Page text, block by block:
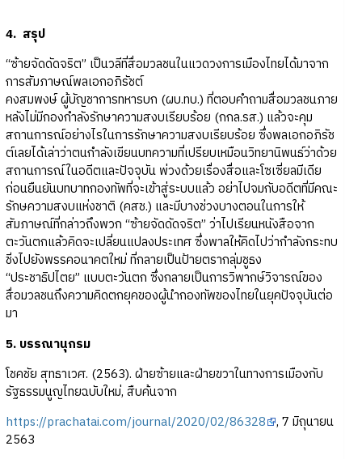
4. สรุป
“ซ้ายจัดดัดจริต” เป็นวลีที่สื่อมวลชนในแวดวงการเมืองไทยได้มาจาก
การสัมภาษณ์พลเอกอภิรัชต์
คงสมพงษ์ ผู้บัญชาการทหารบก (ผบ.ทบ.) ที่ตอบคำถามสื่อมวลชนภาย
หลังไม่มีกองกำลังรักษาความสงบเรียบร้อย (กกล.รส.) แล้วจะคุม
สถานการณ์อย่างไรในการรักษาความสงบเรียบร้อย ซึ่งพลเอกอภิรัช
ต์เลยได้เล่าว่าตนกำลังเขียนบทความที่เปรียบเหมือนวิทยานิพนธ์ว่าด้วย
สถานการณ์ในอดีตและปัจจุบัน พ่วงด้วยเรื่องสื่อและโซเซี่ยลมีเดีย
ก่อนยืนยันบทบาทกองทัพที่จะเข้าสู่ระบบแล้ว อย่าไปจมกับอดีตที่มีคณะ
รักษความสงบแห่งชาติ (คสช.) และมีบางช่วงบางตอนในการให้
สัมภาษณ์ที่กล่าวถึงพวก “ซ้ายจัดดัดจริต” ว่าไปเรียนหนังสือจาก
ตะวันตกแล้วคิดจะเปลี่ยนแปลงประเทศ ซึ่งพาลให้คิดไปว่ากำลังกระทบ
ชิ่งไปยังพรรคอนาคตใหม่ ที่กลายเป็นป้ายตรากลุ่มชูธง
“ประชาธิปไตย” แบบตะวันตก ซึ่งกลายเป็นการวิพากษ์วิจารณ์ของ
สื่อมวลชนถึงความคิดตกยุคของผู้นำกองทัพของไทยในยุคปัจจุบันต่อ
มา
5. บรรณานุกรม
โชคชัย สุทธาเวศ. (2563). ฝ่ายซ้ายและฝ่ายขวาในทางการเมืองกับ
รัฐธรรมนูญไทยฉบับใหม่, สืบค้นจาก
https://prachatai.com/journal/2020/02/86328 , 7 มิถุนายน
2563